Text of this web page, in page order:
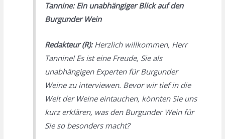
Tannine: Ein unabhängiger Blick auf den
Burgunder Wein
Redakteur (R):Herzlich willkommen, Herr
Tannine! Es ist eine Freude, Sie als
unabhängigen Experten für Burgunder
Weine zu interviewen. Bevor wir tief in die
Welt der Weine eintauchen, könnten Sie uns
kurz erklären, was den Burgunder Wein für
Sie so besonders macht?